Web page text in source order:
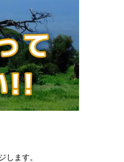
します。